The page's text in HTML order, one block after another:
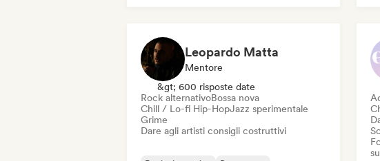
Leopardo Matta
Mentore
&gt; 600 risposte date
Rock alternativoBossa nova
Chill / Lo-fi Hip-HopJazz sperimentale
Grime
Dare agli artisti consigli costruttivi